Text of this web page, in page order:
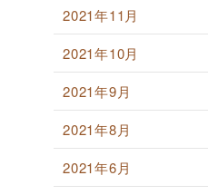
2021年11月
2021年10月
2021年9月
2021年8月
2021年6月